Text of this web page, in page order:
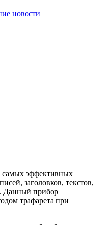
новости
эффективных
заголовков, текстов,
Данный прибор
трафарета при